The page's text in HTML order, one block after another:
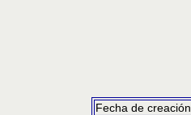
Fecha de creación